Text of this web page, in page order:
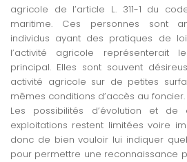
agricole de l’article L. 311-1 du
maritime. Ces personnes sont
individus ayant des pratiques de
l’activité agricole représenterait
principal. Elles sont souvent
activité agricole sur de petites
mêmes conditions d’accès au foncier.
Les possibilités d’évolution et de
exploitations restent limitées voire
donc de bien vouloir lui indiquer
pour permettre une reconnaissance